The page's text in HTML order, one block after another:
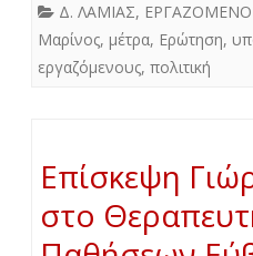
Δ. ΛΑΜΙΑΣ,
Μαρίνος, μέτρα, Ερώτηση,
εργαζόμενους, πολιτική
Επίσκεψη
στο